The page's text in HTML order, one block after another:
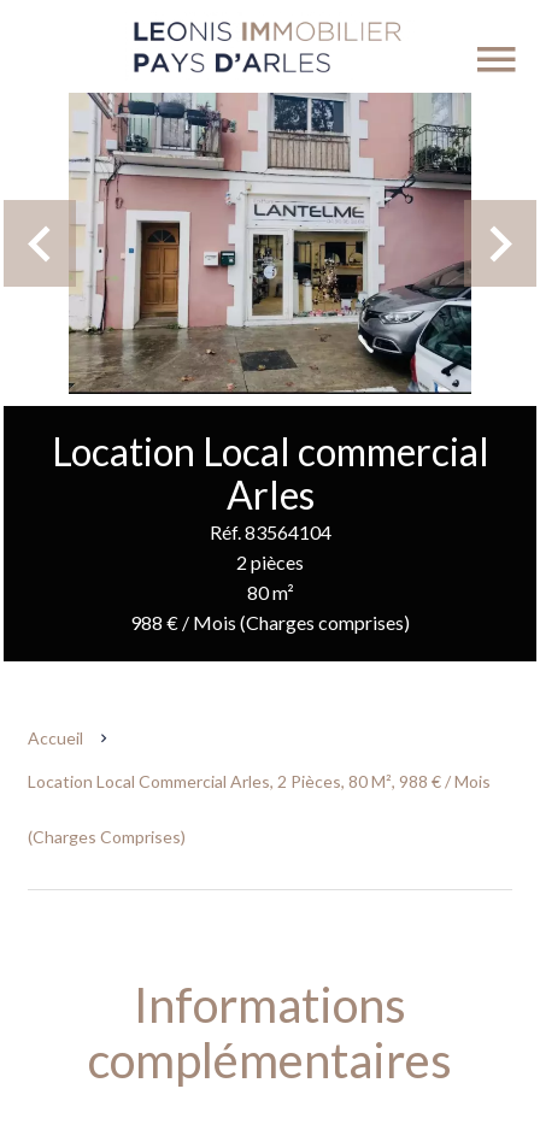
Location Local commercial
Arles
Réf. 83564104
2 pièces
80 m²
988 € / Mois (Charges comprises)
Accueil
Location Local Commercial Arles, 2 Pièces, 80 M², 988 € / Mois
(Charges Comprises)
Informations
complémentaires